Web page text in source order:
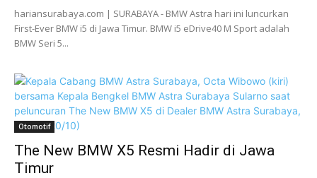
hariansurabaya.com | SURABAYA - BMW Astra hari ini luncurkan
First-Ever BMW i5 di Jawa Timur. BMW i5 eDrive40 M Sport adalah
BMW Seri 5...
Otomotif
The New BMW X5 Resmi Hadir di Jawa
Timur